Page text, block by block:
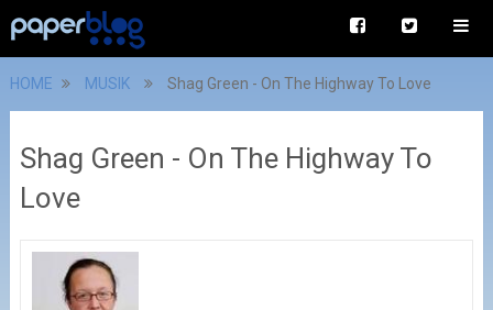
HOME MUSIK Shag Green - On The Highway To Love
Shag Green - On The Highway To
Love